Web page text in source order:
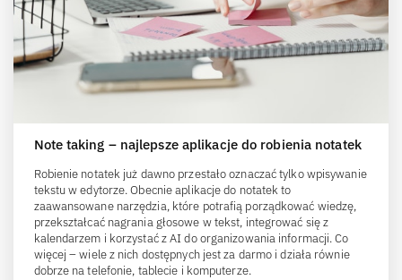
Note taking – najlepsze aplikacje do robienia notatek
Robienie notatek już dawno przestało oznaczać tylko wpisywanie
tekstu w edytorze. Obecnie aplikacje do notatek to
zaawansowane narzędzia, które potrafią porządkować wiedzę,
przekształcać nagrania głosowe w tekst, integrować się z
kalendarzem i korzystać z AI do organizowania informacji. Co
więcej – wiele z nich dostępnych jest za darmo i działa równie
dobrze na telefonie, tablecie i komputerze.